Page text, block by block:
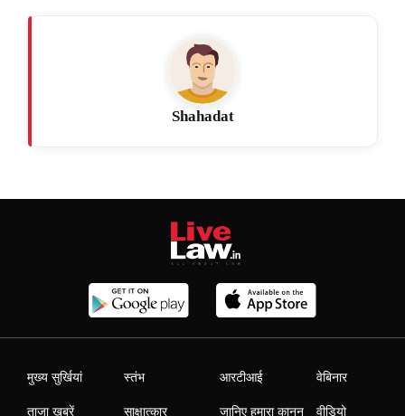
Shahadat
मुख्य सुर्खियां
ताजा खबरें
स्तंभ
साक्षात्कार
आरटीआई
जानिए हमारा कानून
वेबिनार
वीडियो